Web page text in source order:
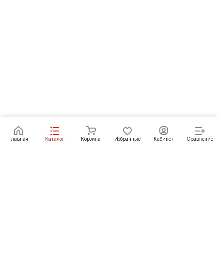
Главная Каталог Корзина Избранные Кабинет Сравнение